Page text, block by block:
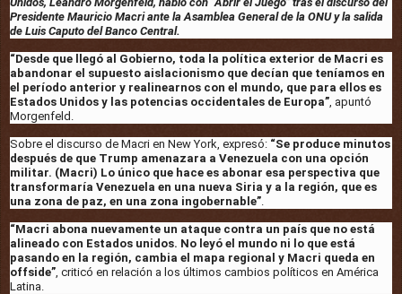
Presidente Mauricio Macri ante la Asamblea General de la ONU y la salida
de Luis Caputo del Banco Central.
“Desde que llegó al Gobierno, toda la política exterior de Macri es
abandonar el supuesto aislacionismo que decían que teníamos en
el período anterior y realinearnos con el mundo, que para ellos es
Estados Unidos y las potencias occidentales de Europa” , apuntó
Morgenfeld.
Sobre el discurso de Macri en New York, expresó: “Se produce minutos
después de que Trump amenazara a Venezuela con una opción
militar. (Macri) Lo único que hace es abonar esa perspectiva que
transformaría Venezuela en una nueva Siria y a la región, que es
una zona de paz, en una zona ingobernable”
“Macri abona nuevamente un ataque contra un país que no está
alineado con Estados unidos. No leyó el mundo ni lo que está
pasando en la región, cambia el mapa regional y Macri queda en
offside” , criticó en relación a los últimos cambios políticos en América
Latina.